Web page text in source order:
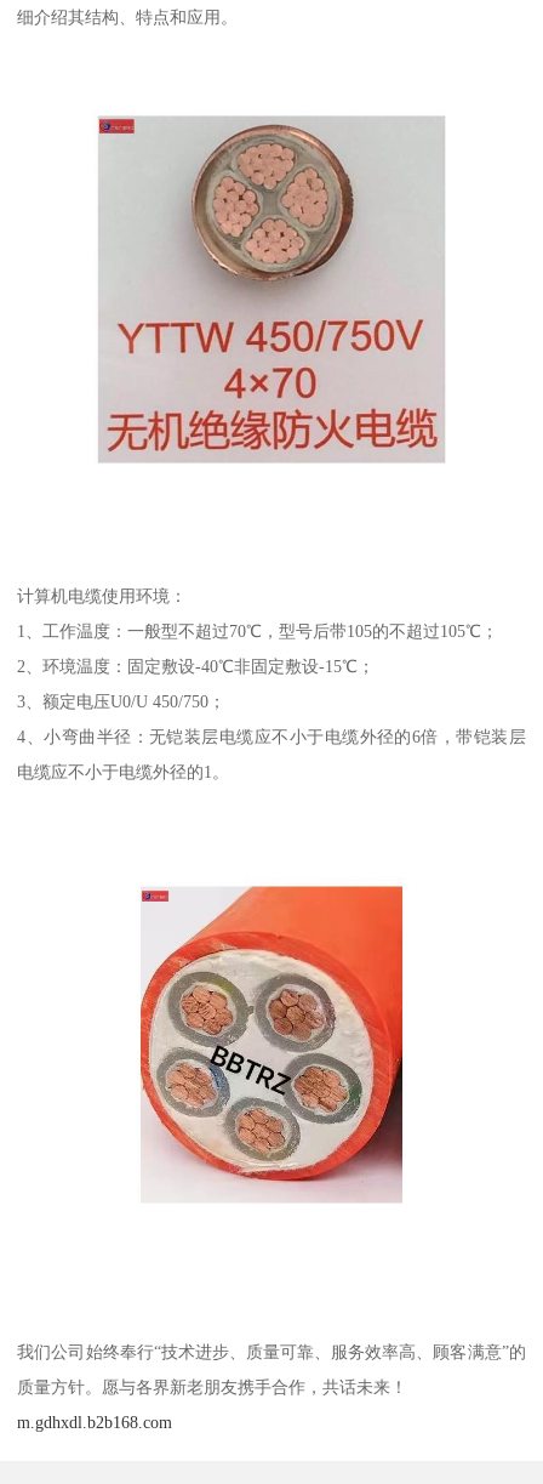
细介绍其结构、特点和应用。
计算机电缆使用环境：
1、工作温度：一般型不超过70℃，型号后带105的不超过105℃；
2、环境温度：固定敷设-40℃非固定敷设-15℃；
3、额定电压U0/U 450/750；
4、小弯曲半径：无铠装层电缆应不小于电缆外径的6倍，带铠装层
电缆应不小于电缆外径的1。
我们公司始终奉行“技术进步、质量可靠、服务效率高、顾客满意”的
质量方针。愿与各界新老朋友携手合作，共话未来！
m.gdhxdl.b2b168.com